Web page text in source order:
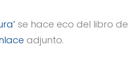
se hace eco del libro de
adjunto.